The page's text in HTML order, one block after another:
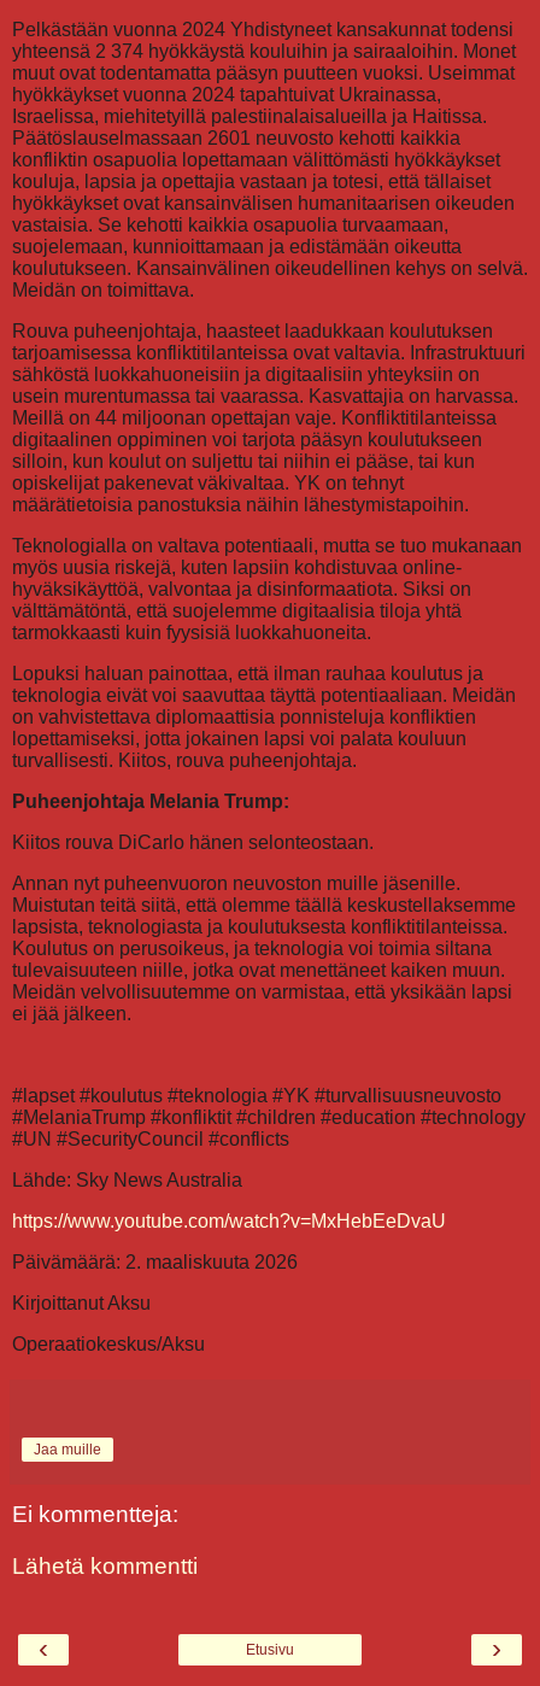
Pelkästään vuonna 2024 Yhdistyneet kansakunnat todensi
yhteensä 2 374 hyökkäystä kouluihin ja sairaaloihin. Monet
muut ovat todentamatta pääsyn puutteen vuoksi. Useimmat
hyökkäykset vuonna 2024 tapahtuivat Ukrainassa,
Israelissa, miehitetyillä palestiinalaisalueilla ja Haitissa.
Päätöslauselmassaan 2601 neuvosto kehotti kaikkia
konfliktin osapuolia lopettamaan välittömästi hyökkäykset
kouluja, lapsia ja opettajia vastaan ja totesi, että tällaiset
hyökkäykset ovat kansainvälisen humanitaarisen oikeuden
vastaisia. Se kehotti kaikkia osapuolia turvaamaan,
suojelemaan, kunnioittamaan ja edistämään oikeutta
koulutukseen. Kansainvälinen oikeudellinen kehys on selvä.
Meidän on toimittava.
Rouva puheenjohtaja, haasteet laadukkaan koulutuksen
tarjoamisessa konfliktitilanteissa ovat valtavia. Infrastruktuuri
sähköstä luokkahuoneisiin ja digitaalisiin yhteyksiin on
usein murentumassa tai vaarassa. Kasvattajia on harvassa.
Meillä on 44 miljoonan opettajan vaje. Konfliktitilanteissa
digitaalinen oppiminen voi tarjota pääsyn koulutukseen
silloin, kun koulut on suljettu tai niihin ei pääse, tai kun
opiskelijat pakenevat väkivaltaa. YK on tehnyt
määrätietoisia panostuksia näihin lähestymistapoihin.
Teknologialla on valtava potentiaali, mutta se tuo mukanaan
myös uusia riskejä, kuten lapsiin kohdistuvaa online-
hyväksikäyttöä, valvontaa ja disinformaatiota. Siksi on
välttämätöntä, että suojelemme digitaalisia tiloja yhtä
tarmokkaasti kuin fyysisiä luokkahuoneita.
Lopuksi haluan painottaa, että ilman rauhaa koulutus ja
teknologia eivät voi saavuttaa täyttä potentiaaliaan. Meidän
on vahvistettava diplomaattisia ponnisteluja konfliktien
lopettamiseksi, jotta jokainen lapsi voi palata kouluun
turvallisesti. Kiitos, rouva puheenjohtaja.
Puheenjohtaja Melania Trump:
Kiitos rouva DiCarlo hänen selonteostaan.
Annan nyt puheenvuoron neuvoston muille jäsenille.
Muistutan teitä siitä, että olemme täällä keskustellaksemme
lapsista, teknologiasta ja koulutuksesta konfliktitilanteissa.
Koulutus on perusoikeus, ja teknologia voi toimia siltana
tulevaisuuteen niille, jotka ovat menettäneet kaiken muun.
Meidän velvollisuutemme on varmistaa, että yksikään lapsi
ei jää jälkeen.
#lapset #koulutus #teknologia #YK #turvallisuusneuvosto
#MelaniaTrump #konfliktit #children #education #technology
#UN #SecurityCouncil #conflicts
Lähde: Sky News Australia
https://www.youtube.com/watch?v=MxHebEeDvaU
Päivämäärä: 2. maaliskuuta 2026
Kirjoittanut Aksu
Operaatiokeskus/Aksu
Jaa muille
Ei kommentteja:
Lähetä kommentti
‹ ›
Etusivu